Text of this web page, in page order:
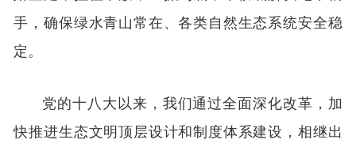
手，确保绿水青山常在、各类自然生态系统安全稳
定。
党的十八大以来，我们通过全面深化改革，加
快推进生态文明顶层设计和制度体系建设，相继出